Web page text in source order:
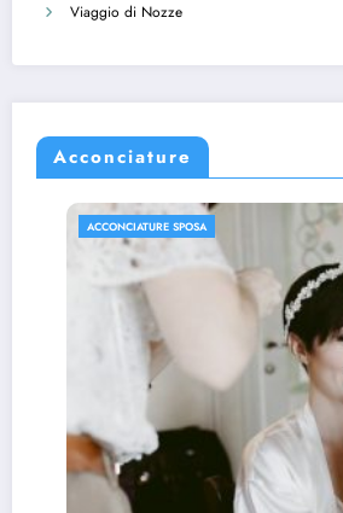
Viaggio di Nozze
Acconciature
ACCONCIATURE SPOSA